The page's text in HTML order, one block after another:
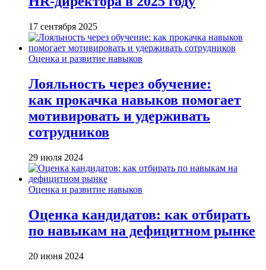
17 сентября 2025
Оценка и развитие навыков
Лояльность через обучение:
как прокачка навыков помогает
мотивировать и удерживать
сотрудников
29 июля 2024
Оценка и развитие навыков
Оценка кандидатов: как отбирать
по навыкам на дефицитном рынке
20 июня 2024